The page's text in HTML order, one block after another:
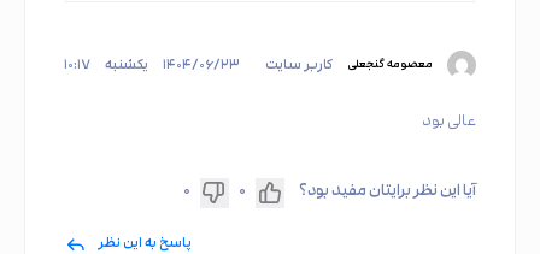
معصومه گنجعلی کاربر سایت ۱۴۰۴/۰۶/۲۳ یکشنبه ۱۰:۱۷
عالی بود
آیا این نظر برایتان مفید بود؟ ۰ ۰
پاسخ به این نظر